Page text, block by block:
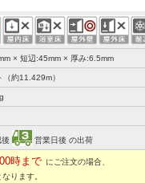
× 短辺:45mm × 厚み:6.5mm
約11.429m）
営業日後 の出荷
時まで にご注文の場合、
なります。